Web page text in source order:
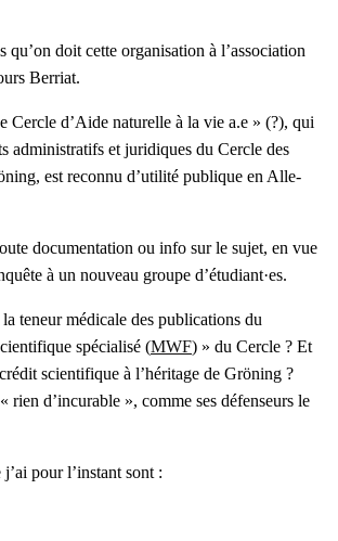
qu’on doit cette orga­ni­sa­tion à l’as­so­cia­tion
Ber­riat.
Cercle d’Aide natu­relle à la vie a.e » (?), qui
admi­nis­tra­tifs et juri­diques du Cercle des
est recon­nu d’utilité publique en Alle­
docu­men­ta­tion ou info sur le sujet, en vue
à un nou­veau groupe d’étudiant·es.
teneur médi­cale des publi­ca­tions du
spé­cia­li­sé (MWF) » du Cercle ? Et
scien­ti­fique à l’hé­ri­tage de Grö­ning ?
rien d’in­cu­rable », comme ses défen­seurs le
pour l’ins­tant sont :